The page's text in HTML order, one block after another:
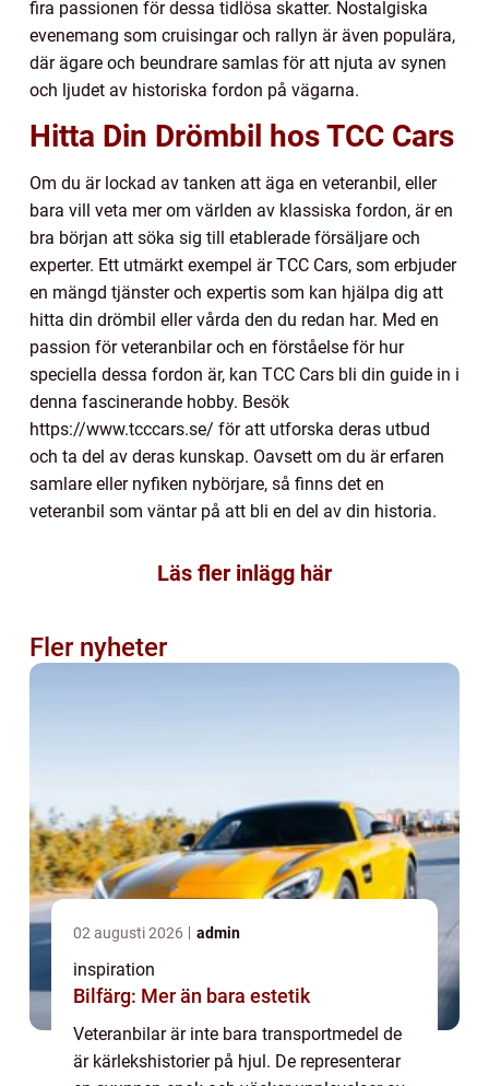
fira passionen för dessa tidlösa skatter. Nostalgiska
evenemang som cruisingar och rallyn är även populära,
där ägare och beundrare samlas för att njuta av synen
och ljudet av historiska fordon på vägarna.
Hitta Din Drömbil hos TCC Cars
Om du är lockad av tanken att äga en veteranbil, eller
bara vill veta mer om världen av klassiska fordon, är en
bra början att söka sig till etablerade försäljare och
experter. Ett utmärkt exempel är TCC Cars, som erbjuder
en mängd tjänster och expertis som kan hjälpa dig att
hitta din drömbil eller vårda den du redan har. Med en
passion för veteranbilar och en förståelse för hur
speciella dessa fordon är, kan TCC Cars bli din guide in i
denna fascinerande hobby. Besök
https://www.tcccars.se/ för att utforska deras utbud
och ta del av deras kunskap. Oavsett om du är erfaren
samlare eller nyfiken nybörjare, så finns det en
veteranbil som väntar på att bli en del av din historia.
Läs fler inlägg här
Fler nyheter
02 augusti 2026 admin
inspiration
Bilfärg: Mer än bara estetik
Veteranbilar är inte bara transportmedel de
är kärlekshistorier på hjul. De representerar